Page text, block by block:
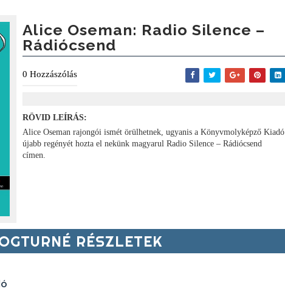
Alice Oseman: Radio Silence –
Rádiócsend
0 Hozzászólás
RÖVID LEÍRÁS:
Alice Oseman rajongói ismét örülhetnek, ugyanis a Könyvmolyképző Kiadó
újabb regényét hozta el nekünk magyarul Radio Silence – Rádiócsend
címen.
RÉSZLETEK